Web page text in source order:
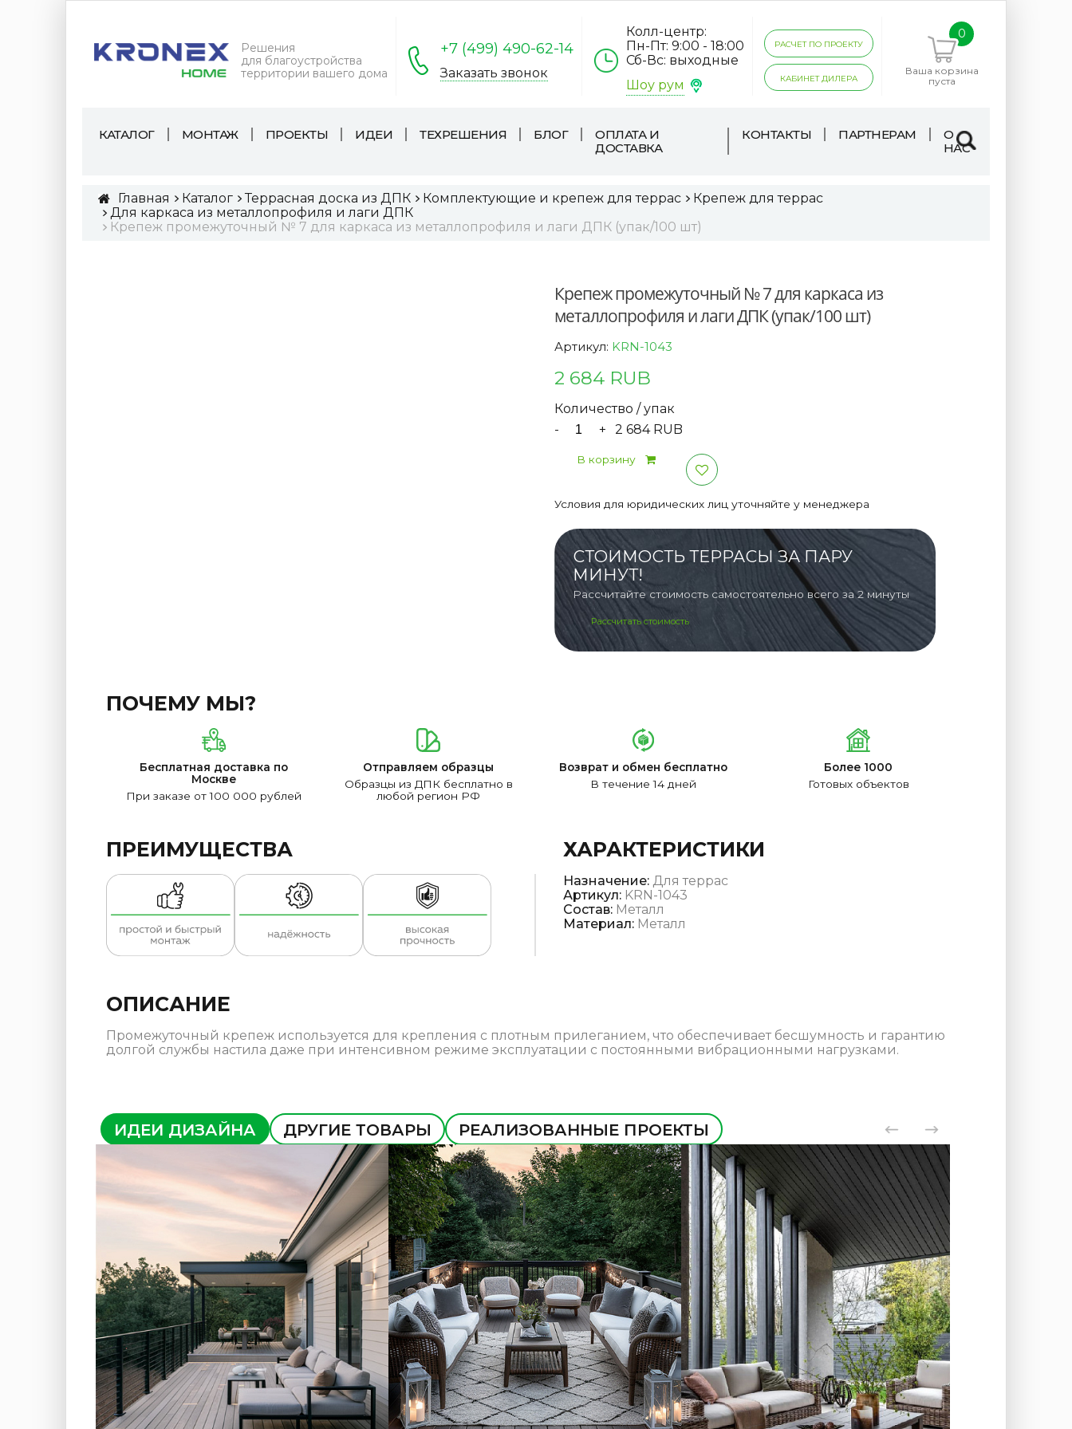
Решения
для благоустройства
территории вашего дома
+7 (499) 490-62-14
Заказать звонок
Колл-центр:
Пн-Пт: 9:00 - 18:00
Сб-Вс: выходные
Шоу рум
РАСЧЕТ ПО ПРОЕКТУ
КАБИНЕТ ДИЛЕРА
0
Ваша корзина
пуста
КАТАЛОГ МОНТАЖ ПРОЕКТЫ ИДЕИ ТЕХРЕШЕНИЯ БЛОГ
ОПЛАТА И
ДОСТАВКА
КОНТАКТЫ ПАРТНЕРАМ
О
НАС
Главная Каталог Террасная доска из ДПК Комплектующие и крепеж для террас
Крепеж для террас
Для каркаса из металлопрофиля и лаги ДПК
Крепеж промежуточный № 7 для каркаса из металлопрофиля и лаги ДПК (упак/100 шт)
Крепеж промежуточный № 7 для каркаса из
металлопрофиля и лаги ДПК (упак/100 шт)
Артикул: KRN-1043
2 684 RUB
Количество / упак
-
+ 2 684 RUB
В корзину
Условия для юридических лиц уточняйте у менеджера
СТОИМОСТЬ ТЕРРАСЫ ЗА ПАРУ
МИНУТ!
Рассчитайте стоимость самостоятельно всего за 2 минуты
Рассчитать стоимость
ПОЧЕМУ МЫ?
Бесплатная доставка по
Москве
При заказе от 100 000 рублей
Отправляем образцы
Образцы из ДПК бесплатно в
любой регион РФ
Возврат и обмен бесплатно
В течение 14 дней
Более 1000
Готовых объектов
ПРЕИМУЩЕСТВА ХАРАКТЕРИСТИКИ
Назначение: Для террас
Артикул: KRN-1043
Состав: Металл
Материал: Металл
ОПИСАНИЕ
Промежуточный крепеж используется для крепления с плотным прилеганием, что обеспечивает бесшумность и гарантию
долгой службы настила даже при интенсивном режиме эксплуатации с постоянными вибрационными нагрузками.
ИДЕИ ДИЗАЙНА ДРУГИЕ ТОВАРЫ РЕАЛИЗОВАННЫЕ ПРОЕКТЫ